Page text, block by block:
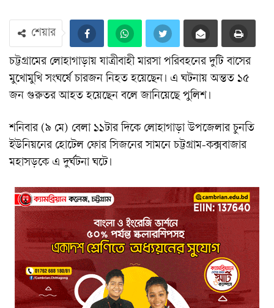
শেয়ার
চট্টগ্রামের লোহাগাড়ায় যাত্রীবাহী মারসা পরিবহনের দুটি বাসের
মুখোমুখি সংঘর্ষে চারজন নিহত হয়েছেন। এ ঘটনায় অন্তত ১৫
জন গুরুতর আহত হয়েছেন বলে জানিয়েছে পুলিশ।
শনিবার (৯ মে) বেলা ১১টার দিকে লোহাগাড়া উপজেলার চুনতি
ইউনিয়নের হোটেল ফোর সিজনের সামনে চট্টগ্রাম-কক্সবাজার
মহাসড়কে এ দুর্ঘটনা ঘটে।